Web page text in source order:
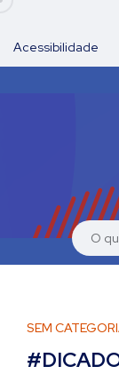
Acessibilidade
SEM